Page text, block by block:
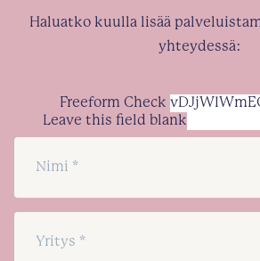
Haluatko kuulla lisää
yhteydessä:
Freeform Check
Leave this field blank